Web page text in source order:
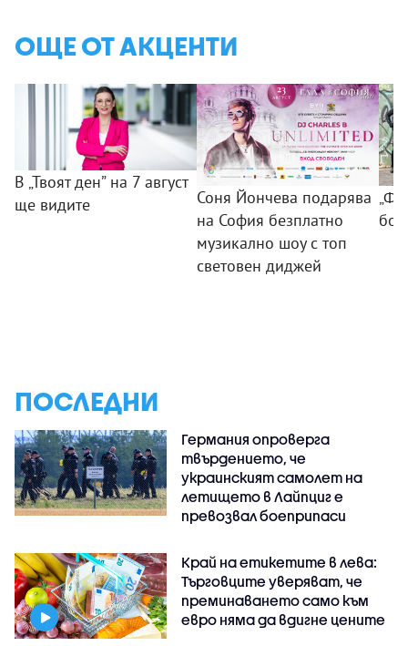
ОЩЕ ОТ АКЦЕНТИ
В „Твоят ден” на 7 август
ще видите
Соня Йончева подарява
на София безплатно
музикално шоу с топ
световен диджей
ПОСЛЕДНИ
Германия опроверга
твърдението, че
украинският самолет на
летището в Лайпциг е
превозвал боеприпаси
Край на етикетите в лева:
Търговците уверяват, че
преминаването само към
евро няма да вдигне цените